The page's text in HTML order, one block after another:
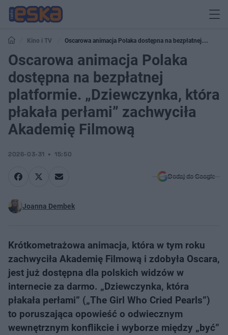
Kino i TV
Oscarowa animacja Polaka dostępna na bezpłatnej
platformie. „Dziewczynka, która płakała perłami” zachwyciła Akademię
Filmową
Oscarowa animacja Polaka
dostępna na bezpłatnej
platformie. „Dziewczynka, która
płakała perłami” zachwyciła
Akademię Filmową
2026-03-31 15:50
Dodaj do Google
Joanna Dembek
Krótkometrażowa animacja, która w tym roku
zachwyciła Akademię Filmową i zdobyła Oscara,
jest już dostępna dla polskich widzów w
internecie za darmo. „Dziewczynka, która
płakała perłami” („The Girl Who Cried Pearls”)
to poruszająca opowieść o odwiecznym
wewnętrznym konflikcie i wyborze między „być”